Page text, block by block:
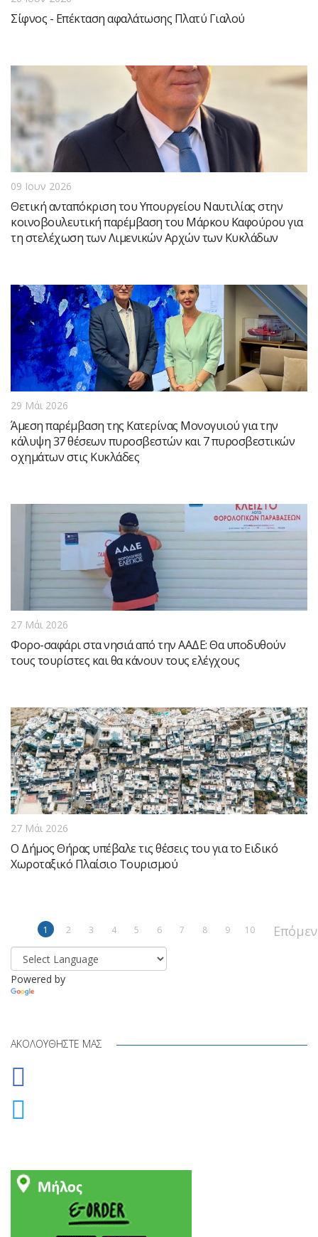
Σίφνος - Επέκταση αφαλάτωσης Πλατύ Γιαλού
09 Ιουν 2026
Θετική ανταπόκριση του Υπουργείου Ναυτιλίας στην
κοινοβουλευτική παρέμβαση του Μάρκου Καφούρου για
τη στελέχωση των Λιμενικών Αρχών των Κυκλάδων
29 Μάι 2026
Άμεση παρέμβαση της Κατερίνας Μονογυιού για την
κάλυψη 37 θέσεων πυροσβεστών και 7 πυροσβεστικών
οχημάτων στις Κυκλάδες
27 Μάι 2026
Φορο-σαφάρι στα νησιά από την ΑΑΔΕ: Θα υποδυθούν
τους τουρίστες και θα κάνουν τους ελέγχους
27 Μάι 2026
Ο Δήμος Θήρας υπέβαλε τις θέσεις του για το Ειδικό
Χωροταξικό Πλαίσιο Τουρισμού
1 2 3 4 5 6 7 8 9 10
Powered by
ΑΚΟΛΟΥΘΉΣΤΕ ΜΑΣ